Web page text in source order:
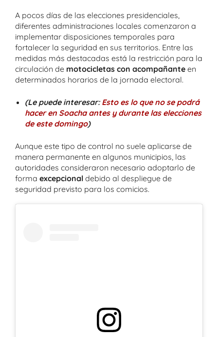
A pocos días de las elecciones presidenciales,
diferentes administraciones locales comenzaron a
implementar disposiciones temporales para
fortalecer la seguridad en sus territorios. Entre las
medidas más destacadas está la restricción para la
circulación de motocicletas con acompañante en
determinados horarios de la jornada electoral.
(Le puede interesar: Esto es lo que no se podrá
hacer en Soacha antes y durante las elecciones
de este domingo)
Aunque este tipo de control no suele aplicarse de
manera permanente en algunos municipios, las
autoridades consideraron necesario adoptarlo de
forma excepcional debido al despliegue de
seguridad previsto para los comicios.